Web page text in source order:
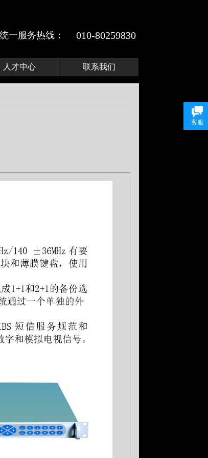
010-80259830
一服务热线：​
人才中心 联系我们
客服